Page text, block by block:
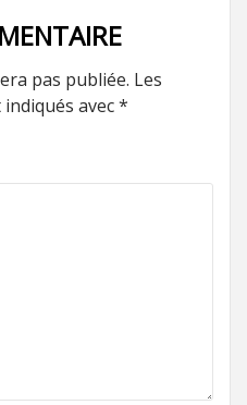
pas publiée. Les
avec*